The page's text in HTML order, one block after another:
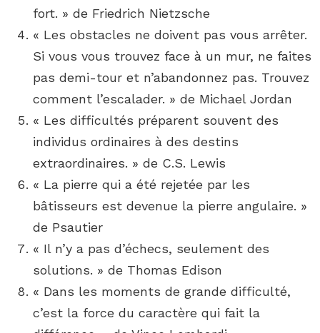
fort. » de Friedrich Nietzsche
« Les obstacles ne doivent pas vous arrêter.
Si vous vous trouvez face à un mur, ne faites
pas demi-tour et n’abandonnez pas. Trouvez
comment l’escalader. » de Michael Jordan
« Les difficultés préparent souvent des
individus ordinaires à des destins
extraordinaires. » de C.S. Lewis
« La pierre qui a été rejetée par les
bâtisseurs est devenue la pierre angulaire. »
de Psautier
« Il n’y a pas d’échecs, seulement des
solutions. » de Thomas Edison
« Dans les moments de grande difficulté,
c’est la force du caractère qui fait la